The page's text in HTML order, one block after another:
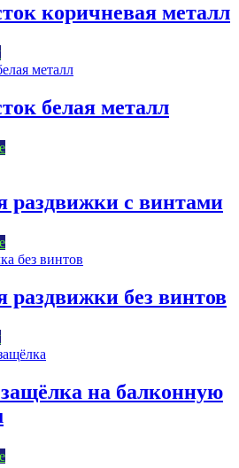
коричневая металл
белая металл
раздвижки с винтами
раздвижки без винтов
на балконную